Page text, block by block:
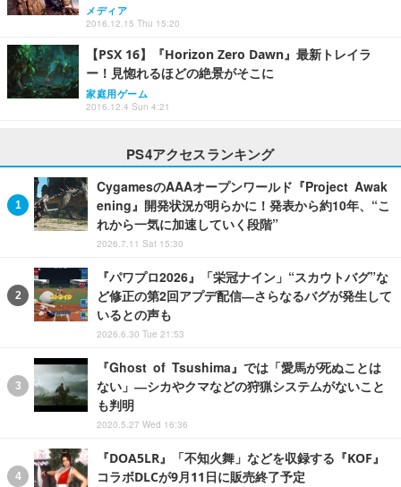
メディア
2016.12.15 Thu 15:20
【PSX 16】『Horizon Zero Dawn』最新トレイラ
ー！見惚れるほどの絶景がそこに
家庭用ゲーム
2016.12.4 Sun 4:21
PS4アクセスランキング
CygamesのAAAオープンワールド『Project Awak
ening』開発状況が明らかに！発表から約10年、“こ
れから一気に加速していく段階”
2026.7.11 Sat 15:30
『パワプロ2026』「栄冠ナイン」“スカウトバグ”な
ど修正の第2回アプデ配信―さらなるバグが発生して
いるとの声も
2026.6.30 Tue 21:53
『Ghost of Tsushima』では「愛馬が死ぬことは
ない」―シカやクマなどの狩猟システムがないこと
も判明
2020.5.27 Wed 16:36
『DOA5LR』「不知火舞」などを収録する『KOF』
コラボDLCが9月11日に販売終了予定